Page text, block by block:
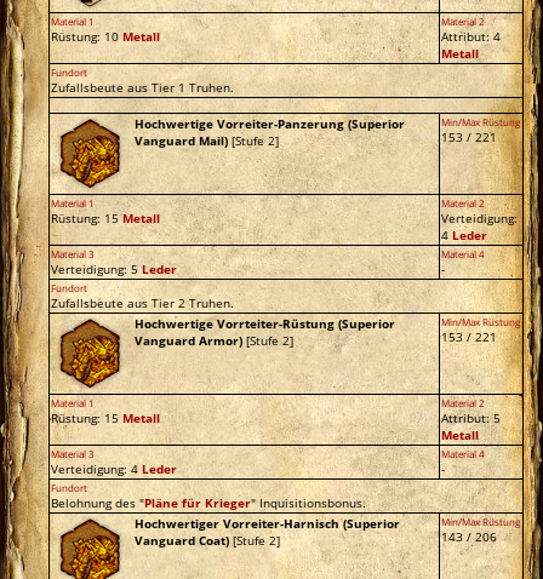
Material 1
Rüstung: 10 Metall
Material 2
Attribut: 4
Metall
Fundort
Zufallsbeute aus Tier 1 Truhen.
Hochwertige Vorreiter-Panzerung (Superior
Vanguard Mail) [Stufe 2]
Min/Max Rüstung
153 / 221
Material 1
Rüstung: 15Metall
Material 2
Verteidigung:
4Leder
Material 3
Verteidigung: 5Leder
Material 4
-
Fundort
Zufallsbeute aus Tier 2 Truhen.
Hochwertige Vorrteiter-Rüstung (Superior
Vanguard Armor) [Stufe 2]
Min/Max Rüstung
153 / 221
Material 1
Rüstung: 15Metall
Material 2
Attribut: 5
Metall
Material 3
Verteidigung: 4Leder
Material 4
-
Fundort
Belohnung des "Pläne für Krieger" Inquisitionsbonus.
Hochwertiger Vorreiter-Harnisch (Superior
Vanguard Coat) [Stufe 2]
Min/Max Rüstung
143 / 206